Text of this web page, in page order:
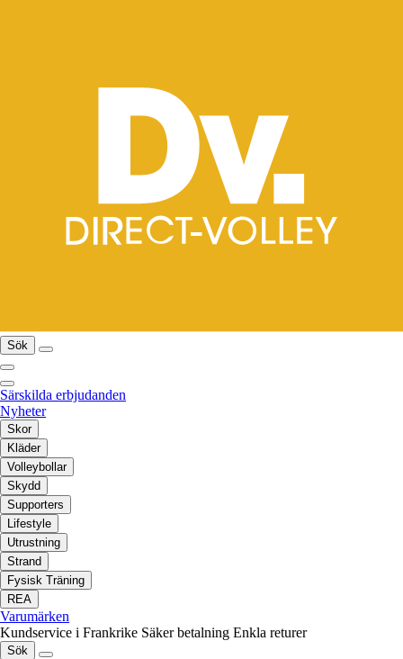
Sök
Särskilda erbjudanden
Nyheter
Skor
Kläder
Volleybollar
Skydd
Supporters
Lifestyle
Utrustning
Strand
Fysisk Träning
REA
Varumärken
Kundservice i Frankrike Säker betalning Enkla returer
Sök